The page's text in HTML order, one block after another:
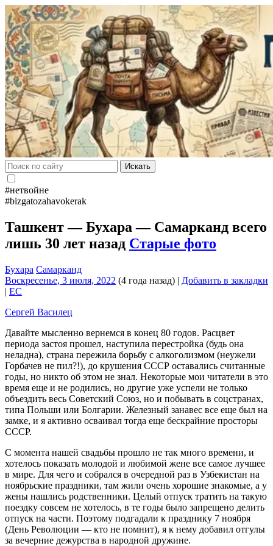
Искать
#нетвойне
#bizgatozahavokerak
Ташкент — Бухара — Самарканд всего
лишь 30 лет назад Старые фото
Бухара Самарканд
Воскресенье, 3 июля, 2022 (4 года назад) | Добавить в закладки
| EC
Сергей Василец
Давайте мысленно вернемся в конец 80 годов. Расцвет
периода застоя прошел, наступила перестройка (будь она
неладна), страна пережила борьбу с алкоголизмом (неужели
Горбачев не пил?!), до крушения СССР оставались считанные
годы, но никто об этом не знал. Некоторые мои читатели в это
время еще и не родились, но другие уже успели не только
объездить весь Советский Союз, но и побывать в соцстранах,
типа Польши или Болгарии. Железный занавес все еще был на
замке, и я активно осваивал тогда еще бескрайние просторы
СССР.
С момента нашей свадьбы прошло не так много времени, и
хотелось показать молодой и любимой жене все самое лучшее
в мире. Для чего и собрался в очередной раз в Узбекистан на
ноябрьские праздники, там жили очень хорошие знакомые, а у
жены нашлись родственники. Целый отпуск тратить на такую
поездку совсем не хотелось, в те годы было запрещено делить
отпуск на части. Поэтому подгадали к празднику 7 ноября
(День Революции — кто не помнит), я к нему добавил отгулы
за вечерние дежурства в народной дружине.